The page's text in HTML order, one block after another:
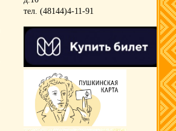
тел. (48144)4-11-91